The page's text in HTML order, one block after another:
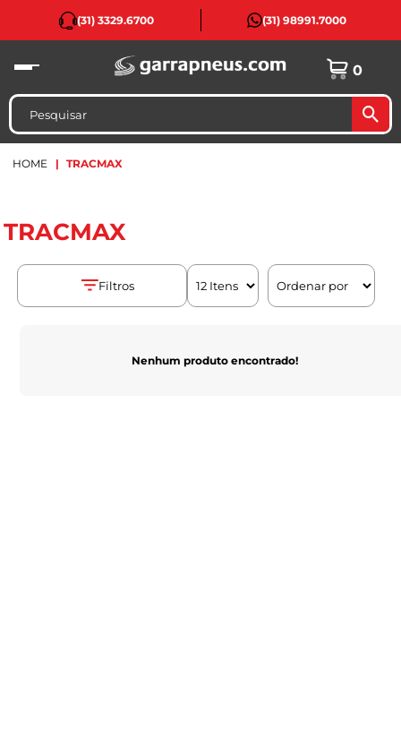
(31) 3329.6700 (31) 98991.7000
0
HOME TRACMAX
TRACMAX
Filtros
Nenhum produto encontrado!